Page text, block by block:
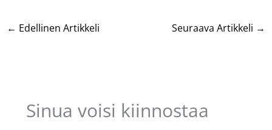
← Edellinen Artikkeli Seuraava Artikkeli →
Sinua voisi kiinnostaa